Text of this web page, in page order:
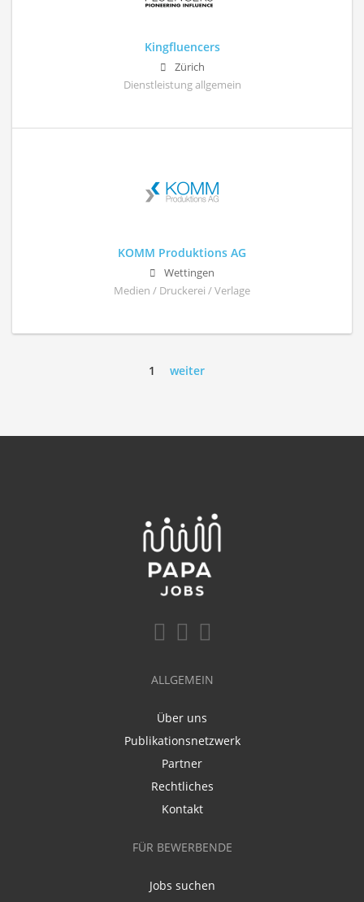
Kingfluencers
Zürich
Dienstleistung allgemein
KOMM Produktions AG
Wettingen
Medien / Druckerei / Verlage
1 weiter
ALLGEMEIN
Über uns
Publikationsnetzwerk
Partner
Rechtliches
Kontakt
FÜR BEWERBENDE
Jobs suchen